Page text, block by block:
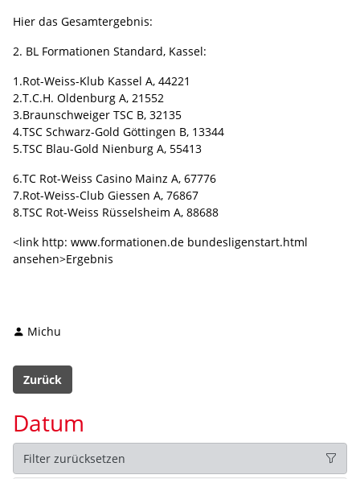
Hier das Gesamtergebnis:
2. BL Formationen Standard, Kassel:
1.Rot-Weiss-Klub Kassel A, 44221
2.T.C.H. Oldenburg A, 21552
3.Braunschweiger TSC B, 32135
4.TSC Schwarz-Gold Göttingen B, 13344
5.TSC Blau-Gold Nienburg A, 55413
6.TC Rot-Weiss Casino Mainz A, 67776
7.Rot-Weiss-Club Giessen A, 76867
8.TSC Rot-Weiss Rüsselsheim A, 88688
<link http: www.formationen.de bundesligenstart.html
ansehen>Ergebnis
Michu
Zurück
Datum
Filter zurücksetzen